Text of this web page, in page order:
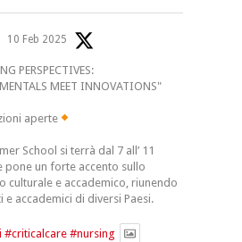
10 Feb 2025
PERSPECTIVES:
MEET INNOVATIONS"
aperte
School si terrà dal 7 all’ 11
pone un forte accento sullo
culturale e accademico, riunendo
e accademici di diversi Paesi.
#criticalcare #nursing